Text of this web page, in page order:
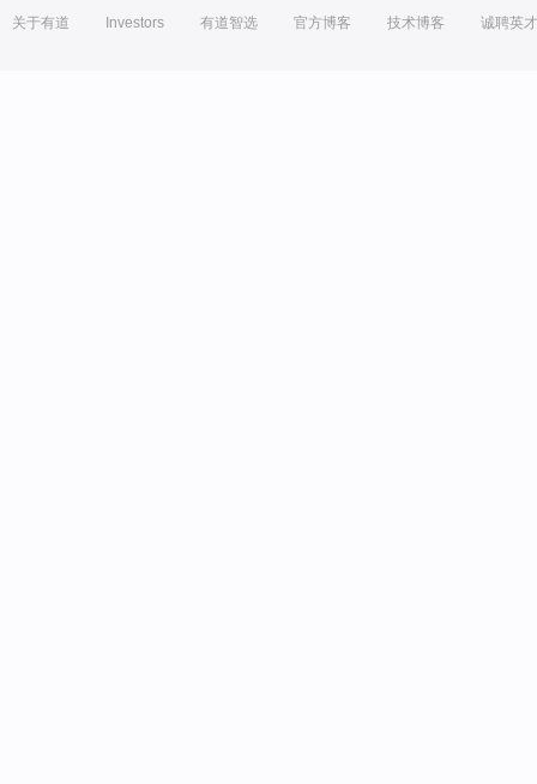
关于有道 Investors 有道智选 官方博客 技术博客 诚聘英才